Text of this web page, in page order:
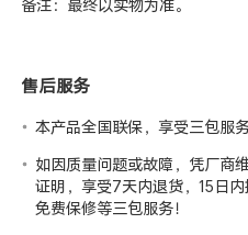
备注：最终以实物为准。
售后服务
本产品全国联保，享受三包服
如因质量问题或故障，凭厂商
证明，享受7天内退货，15日
免费保修等三包服务！